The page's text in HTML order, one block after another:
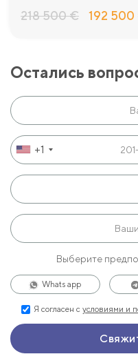
218 500 € 192 500
Остались
+1
Выберите
Whats app
Я согласен с условиями и